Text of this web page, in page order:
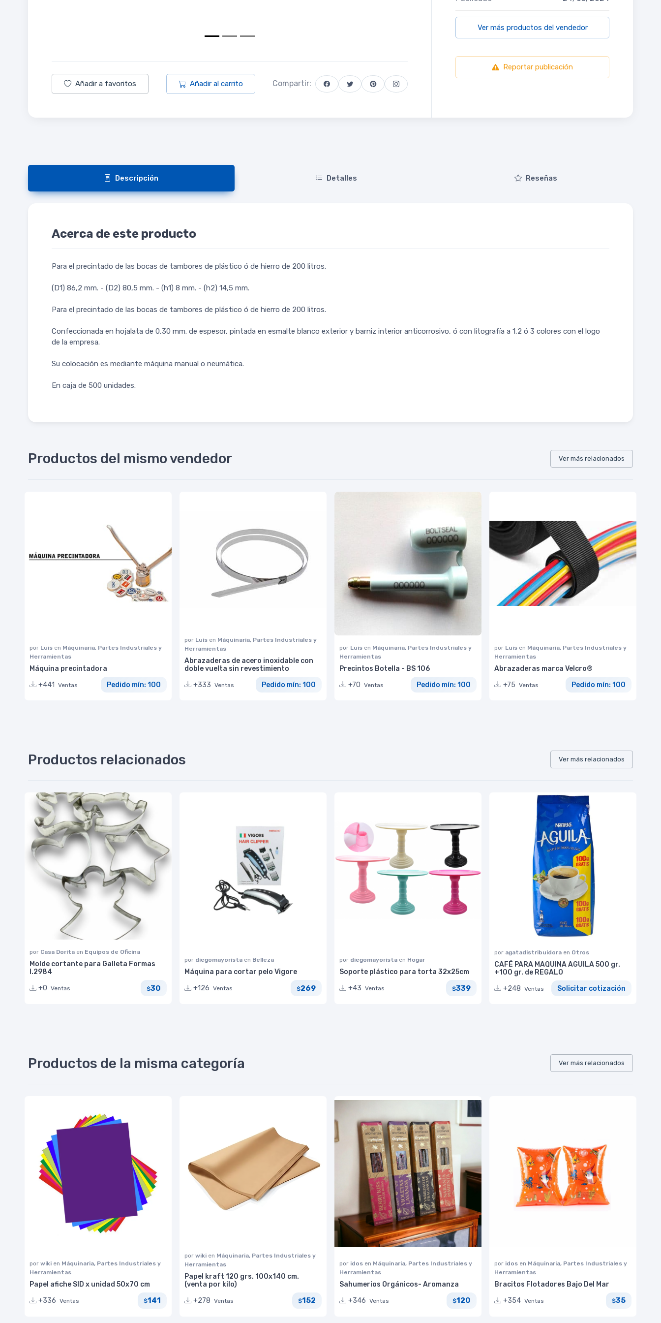
Añadir a favoritos Añadir al carrito Compartir:
Ver más productos del vendedor
Reportar publicación
Descripción Detalles Reseñas
Acerca de este producto
Para el precintado de las bocas de tambores de plástico ó de hierro de 200 litros.
(D1) 86,2 mm. - (D2) 80,5 mm. - (h1) 8 mm. - (h2) 14,5 mm.
Para el precintado de las bocas de tambores de plástico ó de hierro de 200 litros.
Confeccionada en hojalata de 0,30 mm. de espesor, pintada en esmalte blanco exterior y barniz interior anticorrosivo, ó con litografía a 1,2 ó 3 colores con el logo
de la empresa.
Su colocación es mediante máquina manual o neumática.
En caja de 500 unidades.
Productos del mismo vendedor Ver más relacionados
por Luis en Máquinaria, Partes Industriales y
Herramientas
Máquina precintadora
+441
Ventas Pedido mín: 100
por Luis en Máquinaria, Partes Industriales y
Herramientas
Abrazaderas de acero inoxidable con
doble vuelta sin revestimiento
+333 Ventas Pedido mín: 100
por Luis en Máquinaria, Partes Industriales y
Herramientas
Precintos Botella - BS 106
+70 Ventas Pedido mín: 100
por Luis en Máquinaria, Partes Industriales y
Herramientas
Abrazaderas marca Velcro®
+75 Ventas Pedido mín: 100
Productos relacionados Ver más relacionados
por Casa Dorita en Equipos de Oficina
Molde cortante para Galleta Formas
I.2984
+0 Ventas $30
por diegomayorista en Belleza
Máquina para cortar pelo Vigore
+126 Ventas $269
por diegomayorista en Hogar
Soporte plástico para torta 32x25cm
+43 Ventas $339
por agatadistribuidora en Otros
CAFÉ PARA MAQUINA AGUILA 500 gr.
+100 gr. de REGALO
+248 Ventas Solicitar cotización
Productos de la misma categoría Ver más relacionados
por wiki en Máquinaria, Partes Industriales y
Herramientas
Papel afiche SID x unidad 50x70 cm
+336 Ventas $141
por wiki en Máquinaria, Partes Industriales y
Herramientas
Papel kraft 120 grs. 100x140 cm.
(venta por kilo)
+278 Ventas $152
por idos en Máquinaria, Partes Industriales y
Herramientas
Sahumerios Orgánicos- Aromanza
+346 Ventas $120
por idos en Máquinaria, Partes Industriales y
Herramientas
Bracitos Flotadores Bajo Del Mar
+354 Ventas $35